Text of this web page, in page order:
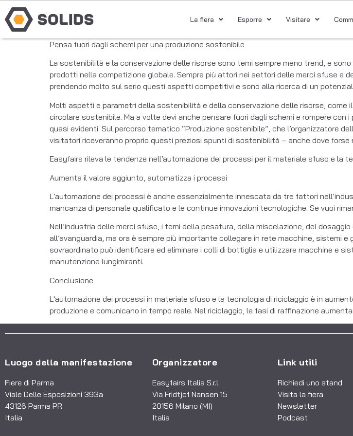
La fiera Esporre Visitare
Pensa fuori dagli schemi per una produzione sostenibile
La sostenibilità e la conservazione delle risorse sono temi sempre meno trend, e
prodotti nella competizione globale. Sempre più attori nei settori delle merci sfuse e
prendendo molto sul serio questi aspetti competitivi e sono alla ricerca di un
Molti aspetti e parametri della sostenibilità e della conservazione delle risorse, come
circolare sostenibile. Ma a volte devi anche pensare fuori dagli schemi e rompere
quasi evidenti. Sul percorso tematico “Produzione sostenibile”, che l’organizzatore
visitatori riceveranno proprio questi preziosi spunti di sostenibilità – anche dove forse
Easyfairs rileva le tendenze nell’automazione dei processi per il materiale sfuso e la
Aumenta il valore aggiunto, automatizza i processi
L’automazione dei processi è anche essenzialmente innescata da tre fattori
mancanza di personale qualificato e le continue innovazioni tecnologiche. Se vuoi
Nell’industria delle merci sfuse, i temi della pesatura, della miscelazione, del
all’avanguardia, ma ora è sempre più importante collegare in rete macchine, sistemi
sovraordinato può identificare ed eliminare i colli di bottiglia e utilizzare macchine e
manutenzione lungimiranti.
Conclusione
L’automazione dei processi in materiale sfuso e la tecnologia di riciclaggio è in
produzione e comunicano in tempo reale. Nel riciclaggio, le fasi di raffinazione
Luogo della manifestazione
Fiere di Parma
Viale Delle Esposizioni 393a
43126 Parma PR
Italia
Organizzatore
Easyfairs Italia S.r.l.
Via Fridtjof Nansen 15
20156 Milano (MI)
Italia
Link utili
Richiedi uno stand
Visita la fiera
Newsletter
Podcast